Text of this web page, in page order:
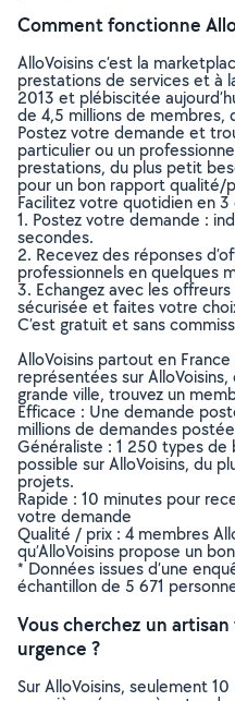
Comment fonctionne
AlloVoisins c’est la
prestations de services et à
2013 et plébiscitée
de 4,5 millions de
Postez votre demande et
particulier ou un
prestations, du plus petit
pour un bon rapport qualité/
Facilitez votre quotidien en
1. Postez votre demande :
secondes.
2. Recevez des réponses
professionnels en quelques
3. Echangez avec les
sécurisée et faites votre
C’est gratuit et sans
AlloVoisins partout en
représentées sur
grande ville, trouvez un
Efficace : Une demande
millions de demandes
Généraliste : 1 250 types
possible sur AlloVoisins, du
projets.
Rapide : 10 minutes pour
votre demande
Qualité / prix : 4 membres
qu’AlloVoisins propose un
* Données issues d’une
échantillon de 5 671
Vous cherchez un
urgence ?
Sur AlloVoisins, seulement